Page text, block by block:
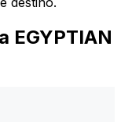
EGYPTIAN